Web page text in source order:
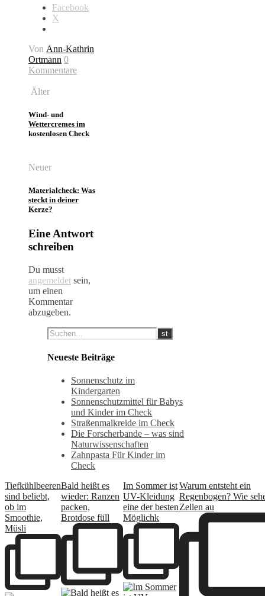
Facebook
X
Von Ann-Kathrin
Ortmann 0
Kommentare
Älter
Wind- und
Wettercremes im
kostenlosen Check
Neuer
Materialcheck: Was
steckt in deiner
Kerze?
Eine Antwort
schreiben
Du musst
angemeldet sein,
um einen
Kommentar
abzugeben.
Neueste Beiträge
Sonnenschutz im
Kindergarten
Sonnenschutzmittel für Babys
und Kinder im Check
Straßenmalkreide im Check
Die Forscherbande – was sind
Naturwissenschaften
Zahnpasta Für Kinder im
Check
Tiefkühlbeeren
sind beliebt,
ob im
Smoothie,
Müsli
Bald heißt es
wieder: Ranzen
packen,
Brotdose füll
Im Sommer ist
UV-Kleidung
eine der besten
Möglichk
Warum entsteht ein
Regenbogen? Wie
Zellen au